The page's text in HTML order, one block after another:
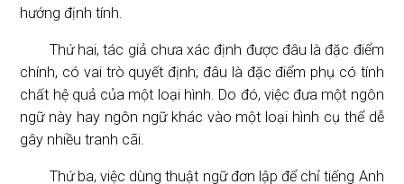
hướng định tính.
Thứ hai, tác giả chưa xác định được đâu là đặc điểm
chính, có vai trò quyết định; đâu là đặc điểm phụ có tính
chất hệ quả của một loại hình. Do đó, việc đưa một ngôn
ngữ này hay ngôn ngữ khác vào một loại hình cụ thể dễ
gây nhiều tranh cãi.
Thứ ba, việc dùng thuật ngữ đơn lập để chỉ tiếng Anh